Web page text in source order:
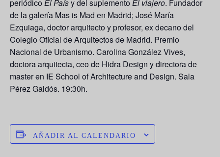
periódico El Paísy del suplemento El viajero. Fundador
de la galería Mas is Mad en Madrid; José María
Ezquiaga, doctor arquitecto y profesor, ex decano del
Colegio Oficial de Arquitectos de Madrid. Premio
Nacional de Urbanismo. Carolina González Vives,
doctora arquitecta, ceo de Hidra Design y directora de
master en IE School of Architecture and Design. Sala
Pérez Galdós. 19:30h.
AÑADIR AL CALENDARIO